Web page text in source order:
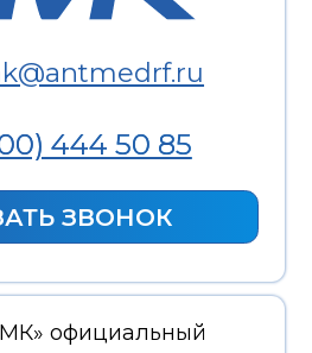
634024, Томская
3/1.